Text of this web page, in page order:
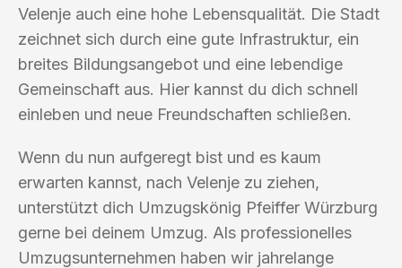
Velenje auch eine hohe Lebensqualität. Die Stadt
zeichnet sich durch eine gute Infrastruktur, ein
breites Bildungsangebot und eine lebendige
Gemeinschaft aus. Hier kannst du dich schnell
einleben und neue Freundschaften schließen.
Wenn du nun aufgeregt bist und es kaum
erwarten kannst, nach Velenje zu ziehen,
unterstützt dich Umzugskönig Pfeiffer Würzburg
gerne bei deinem Umzug. Als professionelles
Umzugsunternehmen haben wir jahrelange